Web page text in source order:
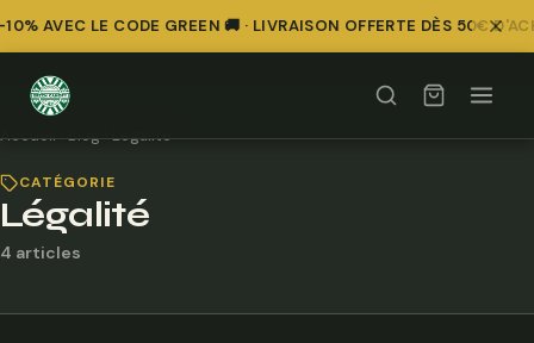
AVEC LE CODE GREEN 🚚 · LIVRAISON OFFERTE DÈS 50€
Accueil›Blog›Légalité
CATÉGORIE
Légalité
4 articles